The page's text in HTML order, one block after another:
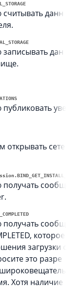
данн
дан
уве
сете
сообщ
которое
загрузки с
это разре
Хотя наличие